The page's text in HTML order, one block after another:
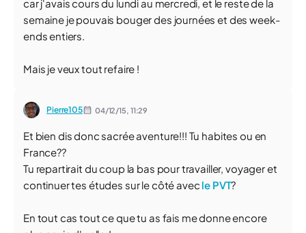
car j'avais cours du lundi au mercredi, et le reste de la
semaine je pouvais bouger des journées et des week-
ends entiers.
Mais je veux tout refaire !
Pierre105 04/12/15, 11:29
Et bien dis donc sacrée aventure!!! Tu habites ou en
France??
Tu repartirait du coup la bas pour travailler, voyager et
continuer tes études sur le côté avec le PVT?
En tout cas tout ce que tu as fais me donne encore